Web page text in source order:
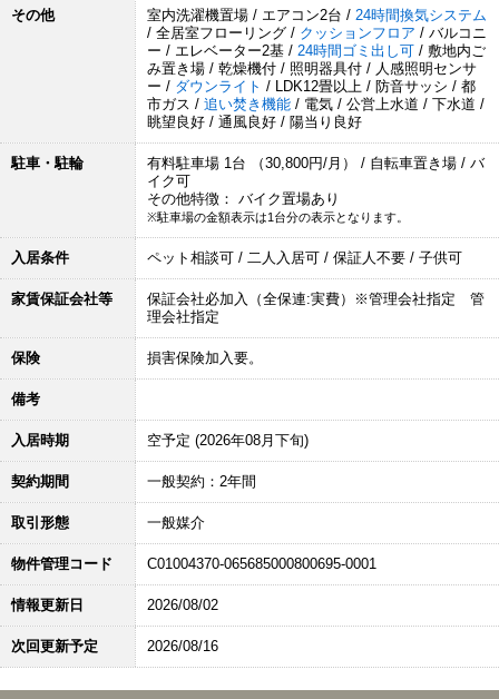
その他 室内洗濯機置場 / エアコン2台 / 24時間換気システム
/ 全居室フローリング / クッションフロア / バルコニ
ー / エレベーター2基 / 24時間ゴミ出し可 / 敷地内ご
み置き場 / 乾燥機付 / 照明器具付 / 人感照明センサ
ー / ダウンライト / LDK12畳以上 / 防音サッシ / 都
市ガス / 追い焚き機能 / 電気 / 公営上水道 / 下水道 /
眺望良好 / 通風良好 / 陽当り良好
駐車・駐輪
有料駐車場 1台 （30,800円/月） / 自転車置き場 / バ
イク可
その他特徴： バイク置場あり
※駐車場の金額表示は1台分の表示となります。
入居条件 ペット相談可 / 二人入居可 / 保証人不要 / 子供可
家賃保証会社等
保証会社必加入（全保連:実費）※管理会社指定 管
理会社指定
保険 損害保険加入要。
備考
入居時期 空予定 (2026年08月下旬)
契約期間 一般契約：2年間
取引形態 一般媒介
物件管理コード C01004370-065685000800695-0001
情報更新日 2026/08/02
次回更新予定 2026/08/16